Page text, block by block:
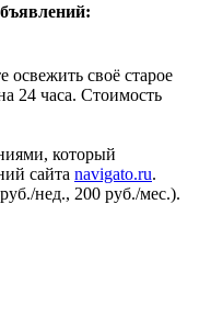
своё старое
24 часа. Стоимость
который
сайта navigato.ru.
нед., 200 руб./мес.).